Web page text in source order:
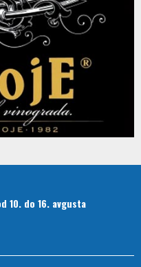
10. do 16. avgusta